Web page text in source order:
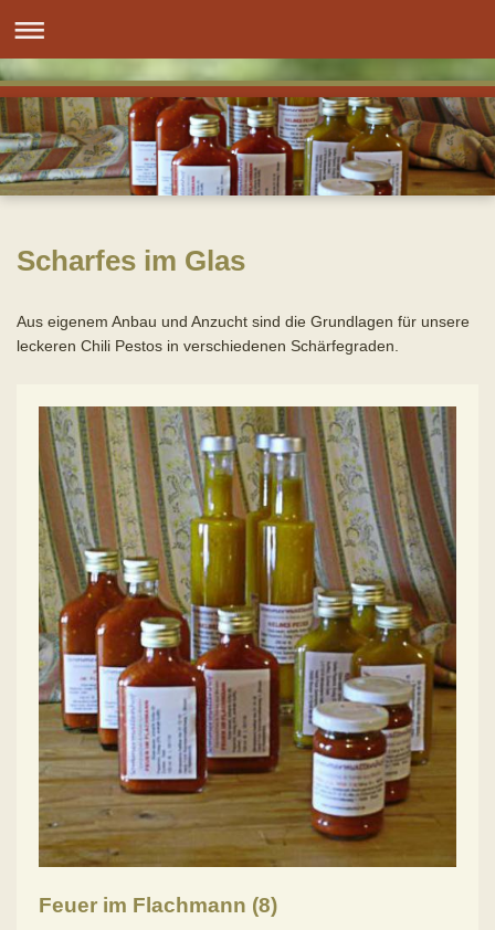
Scharfes im Glas
Aus eigenem Anbau und Anzucht sind die Grundlagen für unsere
leckeren Chili Pestos in verschiedenen Schärfegraden.
Feuer im Flachmann (8)